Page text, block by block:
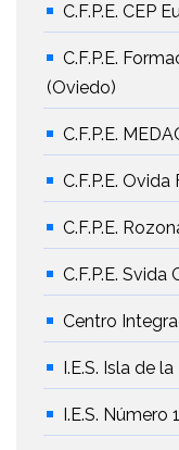
C.F.P.E. CEP
C.F.P.E.
(Oviedo)
C.F.P.E.
C.F.P.E.
C.F.P.E.
C.F.P.E.
Centro
I.E.S. Isla de
I.E.S. Número